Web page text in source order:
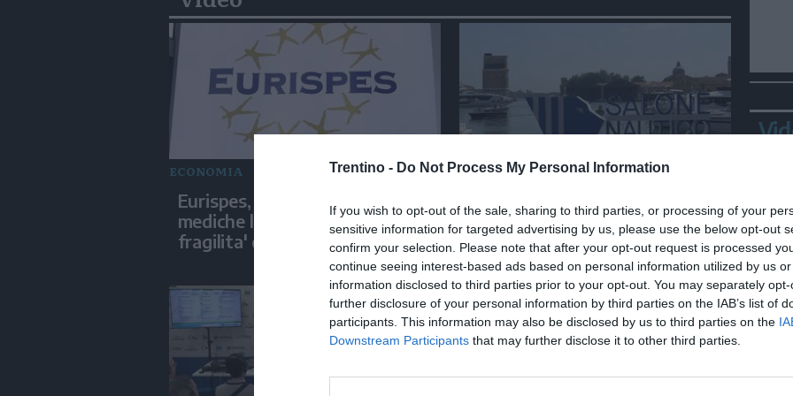
Trentino - Do Not Process My Personal Information
If you wish to opt-out of the sale, sharing to third parties, or processing of your
sensitive information for targeted advertising by us, please use the below opt-out
confirm your selection. Please note that after your opt-out request is processed
continue seeing interest-based ads based on personal information utilized by us
information disclosed to third parties prior to your opt-out. You may separately
further disclosure of your personal information by third parties on the IAB’s list of
participants. This information may also be disclosed by us to third parties on the
Downstream Participants that may further disclose it to other third parties.
ECONOMIA
Eurispes, tra affitto e cure
mediche l'Italia segnata da
fragilita' diffusa
ECONOMIA
del Salone Nautico di Venezia